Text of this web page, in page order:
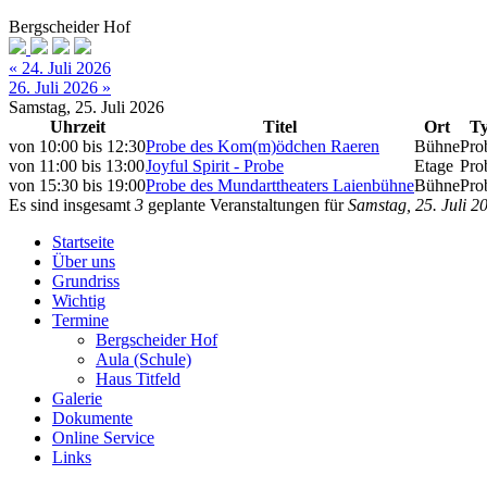
Bergscheider Hof
« 24. Juli 2026
26. Juli 2026 »
Samstag, 25. Juli 2026
Uhrzeit
Titel Ort
von 10:00 bis 12:30Probe des Kom(m)ödchen Raeren Bühne
von 11:00 bis 13:00Joyful Spirit - Probe Etage
von 15:30 bis 19:00Probe des Mundarttheaters LaienbühneBühne
Es sind insgesamt 3 geplante Veranstaltungen fürSamstag, 25. Juli
Startseite
Über uns
Grundriss
Wichtig
Termine
Bergscheider Hof
Aula (Schule)
Haus Titfeld
Galerie
Dokumente
Online Service
Links